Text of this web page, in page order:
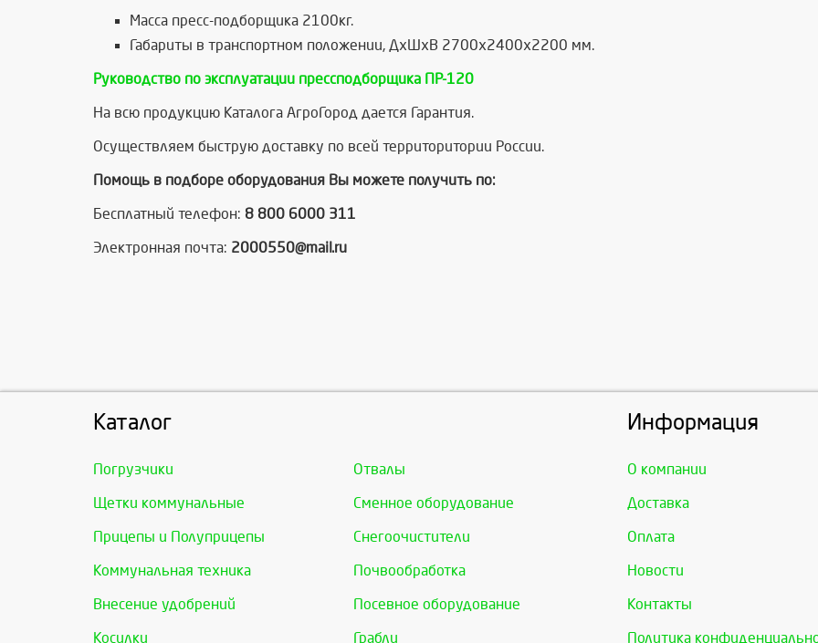
Масса пресс-подборщика 2100кг.
Габариты в транспортном положении, ДхШхВ 2700х2400х2200 мм.
Руководство по эксплуатации прессподборщика ПР-120
На всю продукцию Каталога АгроГород дается Гарантия.
Осуществляем быструю доставку по всей территоритории России.
Помощь в подборе оборудования Вы можете получить по:
Бесплатный телефон: 8 800 6000 311
Электронная почта: 2000550@mail.ru
Каталог
Погрузчики Отвалы
Щетки коммунальные Сменное оборудование
Прицепы и Полуприцепы Снегоочистители
Коммунальная техника Почвообработка
Внесение удобрений Посевное оборудование
Косилки Грабли
Информация
О компании
Доставка
Оплата
Новости
Контакты
Политика